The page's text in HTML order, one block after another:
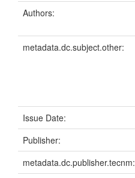
Authors:
metadata.dc.subject.other:
Issue Date:
Publisher:
metadata.dc.publisher.tecnm: